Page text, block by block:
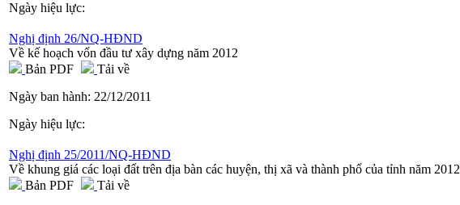
Ngày hiệu lực:
Nghị định 26/NQ-HĐND
Về kế hoạch vốn đầu tư xây dựng năm 2012
Bản PDF
Tải về
Ngày ban hành: 22/12/2011
Ngày hiệu lực:
Nghị định 25/2011/NQ-HĐND
Về khung giá các loại đất trên địa bàn các huyện, thị xã và thành phố của tỉnh năm 2012
Bản PDF
Tải về